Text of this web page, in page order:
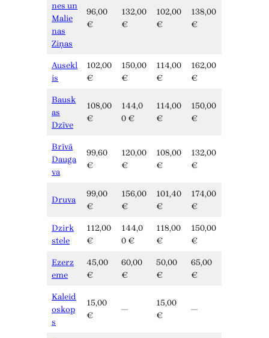
nes un
Malie
nas
Ziņas
96,00
€
132,00
€
102,00
€
138,00
€
Ausekl
is
102,00
€
150,00
€
114,00
€
162,00
€
Bausk
as
Dzīve
108,00
€
144,0
0 €
114,00
€
150,00
€
Brīvā
Dauga
va
99,60
€
120,00
€
108,00
€
132,00
€
Druva
99,00
€
156,00
€
101,40
€
174,00
€
Dzirk
stele
112,00
€
144,0
0 €
118,00
€
150,00
€
Ezerz
eme
45,00
€
60,00
€
50,00
€
65,00
€
Kaleid
oskop
s
15,00
€
—
15,00
€
—